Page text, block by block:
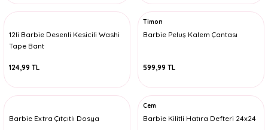
12li Barbie Desenli Kesicili Washi
Tape Bant
124,99 TL
Timon
Barbie Peluş Kalem Çantası
599,99 TL
Barbie Extra Çıtçıtlı Dosya
Cem
Barbie Kilitli Hatıra Defteri 24x24